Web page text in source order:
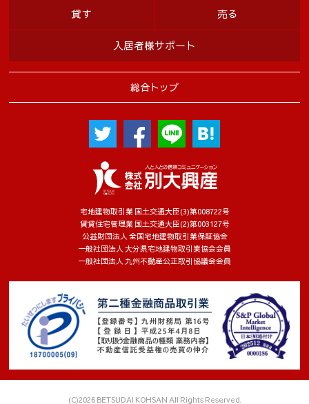
宅地建物取引業 国土交通大臣(3)第008722号
賃貸住宅管理業 国土交通大臣(2)第003127号
公益財団法人 全国宅地建物取引業保証協会
一般社団法人 大分県宅地建物取引業協会会員
一般社団法人 九州不動産公正取引協議会会員
総合トップ
貸す 売る
入居者様サポート
(C)2026 BETSUDAI KOHSAN All Rights Reserved.